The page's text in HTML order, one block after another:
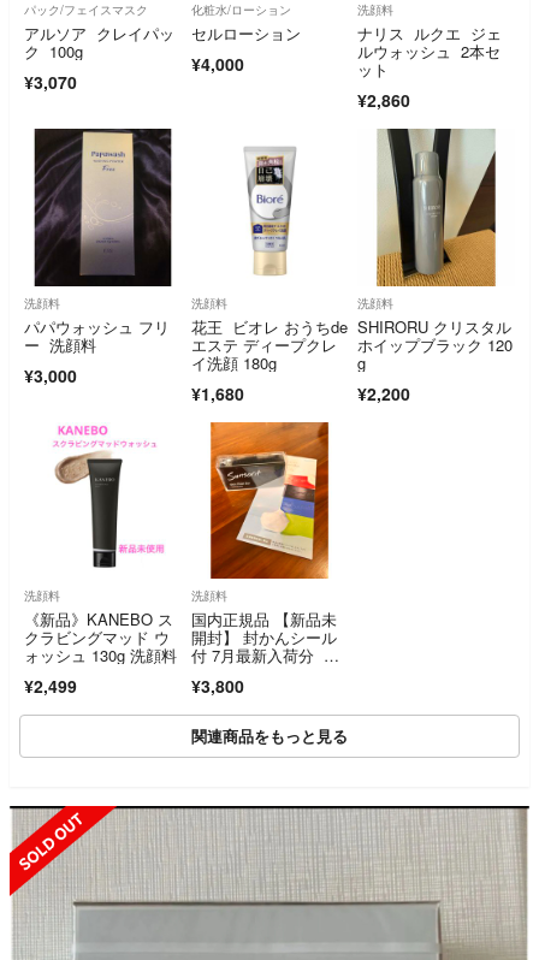
パック/フェイスマスク
アルソア クレイパッ
ク 100g
¥3,070
化粧水/ローション
セルローション
¥4,000
洗顔料
ナリス ルクエ ジェ
ルウォッシュ 2本セ
ット
¥2,860
洗顔料
パパウォッシュ フリ
ー 洗顔料
¥3,000
洗顔料
花王 ビオレ おうちde
エステ ディープクレ
イ洗顔 180g
¥1,680
洗顔料
SHIRORU クリスタル
ホイップブラック 120
g
¥2,200
洗顔料
《新品》KANEBO ス
クラビングマッド ウ
ォッシュ 130g 洗顔料
¥2,499
洗顔料
国内正規品 【新品未
開封】 封かんシール
付 7月最新入荷分 サ
ールバー ハイドロキ
ノール 黒 1個 くすみ
肌
¥3,800
関連商品をもっと見る
SOLD OUT